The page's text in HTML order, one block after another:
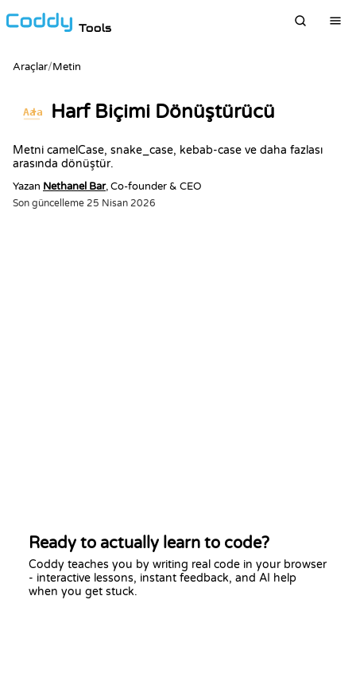
Tools
Araçlar/Metin
Aaa Harf Biçimi Dönüştürücü
Metni camelCase, snake_case, kebab-case ve daha fazlası
arasında dönüştür.
Yazan Nethanel Bar, Co-founder & CEO
Son güncelleme 25 Nisan 2026
Ready to actually learn to code?
Coddy teaches you by writing real code in your browser
- interactive lessons, instant feedback, and AI help
when you get stuck.